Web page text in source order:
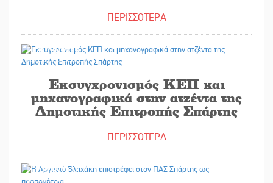
ΠΕΡΙΣΣΟΤΕΡΑ
29/08/2025
Εκσυγχρονισμός ΚΕΠ και
μηχανογραφικά στην ατζέντα της
Δημοτικής Επιτροπής Σπάρτης
ΠΕΡΙΣΣΟΤΕΡΑ
29/08/2025